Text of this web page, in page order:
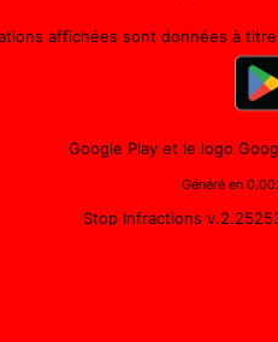
affichées sont données à
Google Play et le logo
Généré en
Stop Infractions